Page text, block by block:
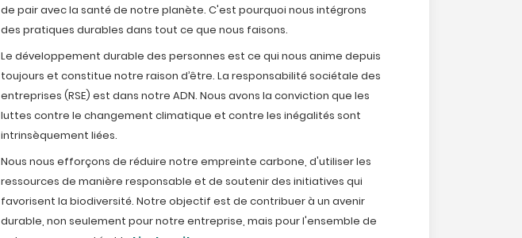
de pair avec la santé de notre planète. C'est pourquoi nous intégrons
des pratiques durables dans tout ce que nous faisons.
Le développement durable des personnes est ce qui nous anime depuis
toujours et constitue notre raison d’être. La responsabilité sociétale des
entreprises (RSE) est dans notre ADN. Nous avons la conviction que les
luttes contre le changement climatique et contre les inégalités sont
intrinsèquement liées.
Nous nous efforçons de réduire notre empreinte carbone, d'utiliser les
ressources de manière responsable et de soutenir des initiatives qui
favorisent la biodiversité. Notre objectif est de contribuer à un avenir
durable, non seulement pour notre entreprise, mais pour l'ensemble de